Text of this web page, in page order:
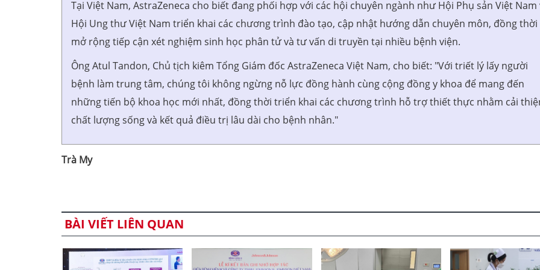
Tại Việt Nam, AstraZeneca cho biết đang phối hợp với các hội chuyên ngành như Hội Phụ sản Việt Nam
Hội Ung thư Việt Nam triển khai các chương trình đào tạo, cập nhật hướng dẫn chuyên môn, đồng thời
mở rộng tiếp cận xét nghiệm sinh học phân tử và tư vấn di truyền tại nhiều bệnh viện.
Ông Atul Tandon, Chủ tịch kiêm Tổng Giám đốc AstraZeneca Việt Nam, cho biết: "Với triết lý lấy người
bệnh làm trung tâm, chúng tôi không ngừng nỗ lực đồng hành cùng cộng đồng y khoa để mang đến
những tiến bộ khoa học mới nhất, đồng thời triển khai các chương trình hỗ trợ thiết thực nhằm cải
chất lượng sống và kết quả điều trị lâu dài cho bệnh nhân."
Trà My
BÀI VIẾT LIÊN QUAN